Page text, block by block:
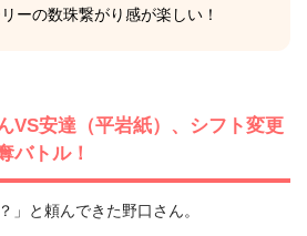
ーの数珠繋がり感が楽しい！
VS安達（平岩紙）、シフト変更
バトル！
」と頼んできた野口さん。